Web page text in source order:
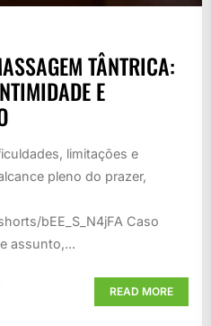
TÂNTRICA:
E
limitações e
pleno do prazer,
bEE_S_N4jFA Caso
assunto,...
READ MORE